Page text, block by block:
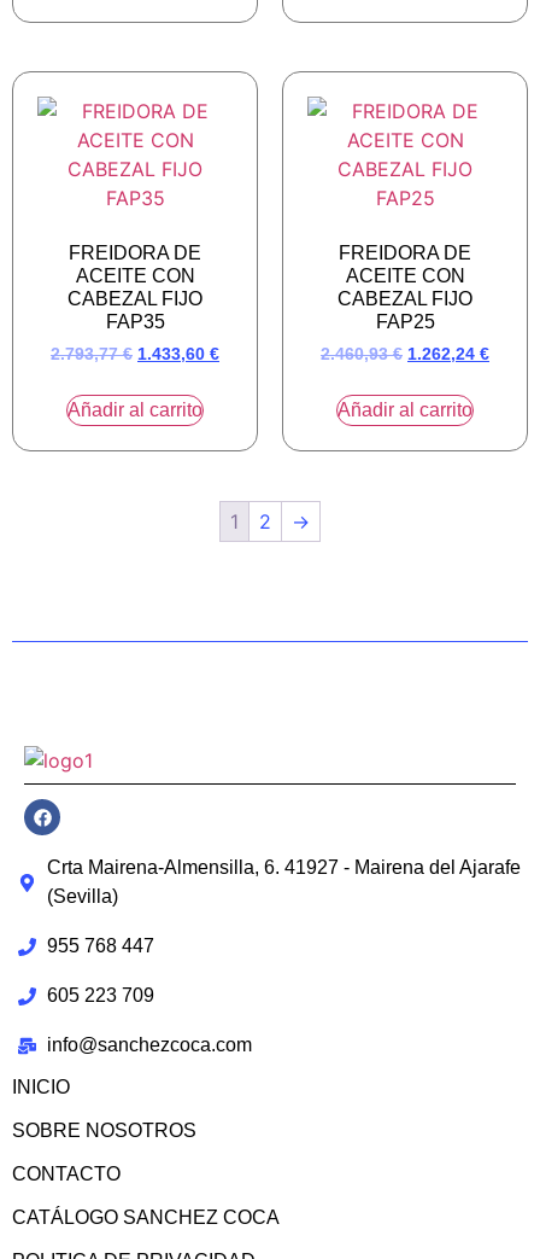
FREIDORA DE
ACEITE CON
CABEZAL FIJO
FAP35
2.793,77€ 1.433,60 €
Añadir al carrito
FREIDORA DE
ACEITE CON
CABEZAL FIJO
FAP25
2.460,93€ 1.262,24 €
Añadir al carrito
1 2 →
Crta Mairena-Almensilla, 6. 41927 - Mairena del Ajarafe
(Sevilla)
955 768 447
605 223 709
info@sanchezcoca.com
INICIO
SOBRE NOSOTROS
CONTACTO
CATÁLOGO SANCHEZ COCA